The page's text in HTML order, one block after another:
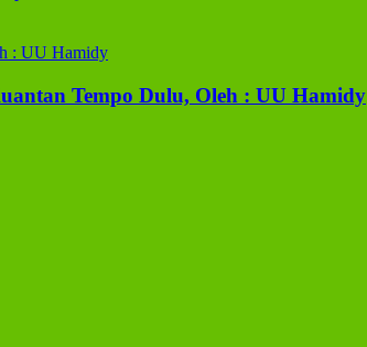
Tempo Dulu, Oleh : UU Hamidy